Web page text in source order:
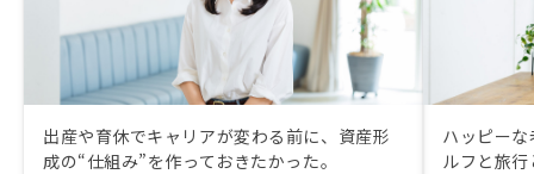
出産や育休でキャリアが変わる前に、資産形
成の“仕組み”を作っておきたかった。
ハッピー
ルフと旅